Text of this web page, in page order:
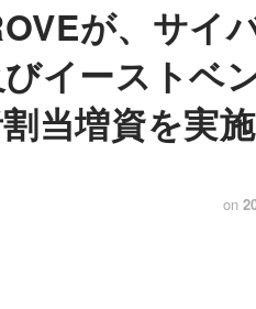
が、サイ
イーストベ
当増資を実施
on